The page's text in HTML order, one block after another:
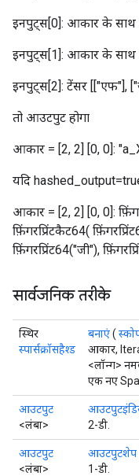
इनपुट्स[0]: आकार के साथ
इनपुट्स[1]: आकार के साथ
इनपुट्स[2]: टेंसर [["एफ"],
तो आउटपुट होगा
आकार = [2, 2] [0, 0]:
यदि
आकार = [2, 2] [0, 0]:
फ़िंगरप्रिंटकैट64(
फ़िंगरप्रिंट64("जी"),
सार्वजनिक तरीके
स्थिर
स्पार्सक्रॉसहैश्ड
बनाएं(
आकार,
<लॉन्ग>
एक नए
आउटपुट
<लंबा>
2-डी.
आउटपुट
<लंबा>
आउटपुटशेप
1-डी.